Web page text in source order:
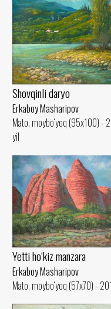
Shovqinli daryo
Erkaboy Masharipov
Mato, moybo‘yoq (95x100) -
yil
Yetti ho‘kiz manzara
Erkaboy Masharipov
Mato, moybo‘yoq (57x70) -